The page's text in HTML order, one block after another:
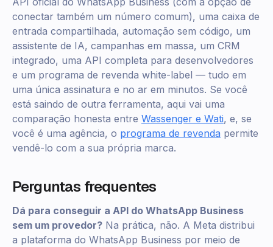
conectar também um número comum), uma caixa de
entrada compartilhada, automação sem código, um
assistente de IA, campanhas em massa, um CRM
integrado, uma API completa para desenvolvedores
e um programa de revenda white-label — tudo em
uma única assinatura e no ar em minutos. Se você
está saindo de outra ferramenta, aqui vai uma
comparação honesta entre Wassenger e Wati, e, se
você é uma agência, o programa de revenda permite
vendê-lo com a sua própria marca.
Perguntas frequentes
Dá para conseguir a API do WhatsApp Business
sem um provedor? Na prática, não. A Meta distribui
a plataforma do WhatsApp Business por meio de